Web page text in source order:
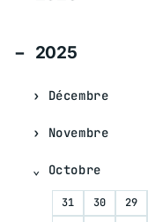
2025
Décembre
Novembre
Octobre
31 30 29